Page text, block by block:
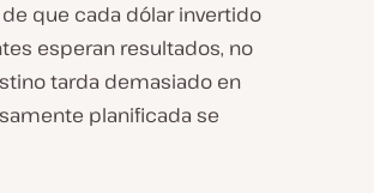
que cada dólar invertido
esperan resultados, no
tarda demasiado en
planificada se